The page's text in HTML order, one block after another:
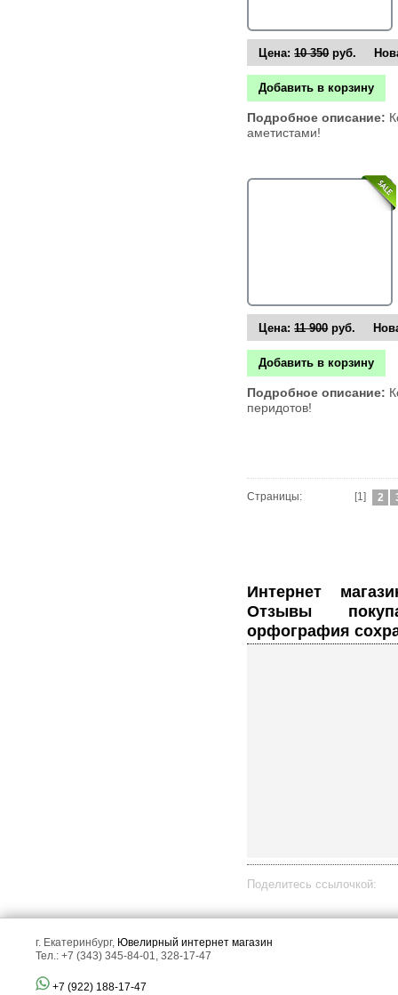
Цена:10 350руб.
Добавить в корзину
Подробное описание:
аметистами!
Цена:11 900руб.
Добавить в корзину
Подробное описание:
перидотов!
Страницы: [1] 2
Интернет магазин ювелирных украшений.
Отзывы
орфография
Поделитесь ссылочкой:
г. Екатеринбург, Ювелирный интернет магазин
Тел.: +7 (343) 345-84-01, 328-17-47
+7 (922) 188-17-47